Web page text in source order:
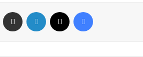
فیس بوک لینکدین